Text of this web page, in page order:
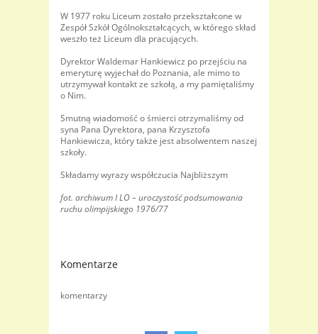
W 1977 roku Liceum zostało przekształcone w
Zespół Szkół Ogólnokształcących, w którego skład
weszło też Liceum dla pracujących.
Dyrektor Waldemar Hankiewicz po przejściu na
emeryturę wyjechał do Poznania, ale mimo to
utrzymywał kontakt ze szkołą, a my pamiętaliśmy
o Nim.
Smutną wiadomość o śmierci otrzymaliśmy od
syna Pana Dyrektora, pana Krzysztofa
Hankiewicza, który także jest absolwentem naszej
szkoły.
Składamy wyrazy współczucia Najbliższym
fot. archiwum I LO – uroczystość podsumowania
ruchu olimpijskiego 1976/77
Komentarze
komentarzy